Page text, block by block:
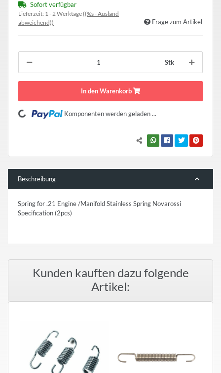
Sofort verfügbar
Lieferzeit: 1 - 2 Werktage((%s - Ausland
abweichend))
Frage zum Artikel
Stk
In den Warenkorb
Loading... Komponenten werden geladen ...
Beschreibung
Spring for .21 Engine /Manifold Stainless Spring Novarossi
Specification (2pcs)
Kunden kauften dazu folgende
Artikel: